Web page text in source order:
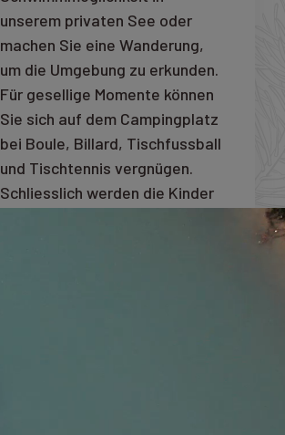
unserem privaten See oder
machen Sie eine Wanderung,
um die Umgebung zu erkunden.
Für gesellige Momente können
Sie sich auf dem Campingplatz
bei Boule, Billard, Tischfussball
und Tischtennis vergnügen.
Schliesslich werden die Kinder